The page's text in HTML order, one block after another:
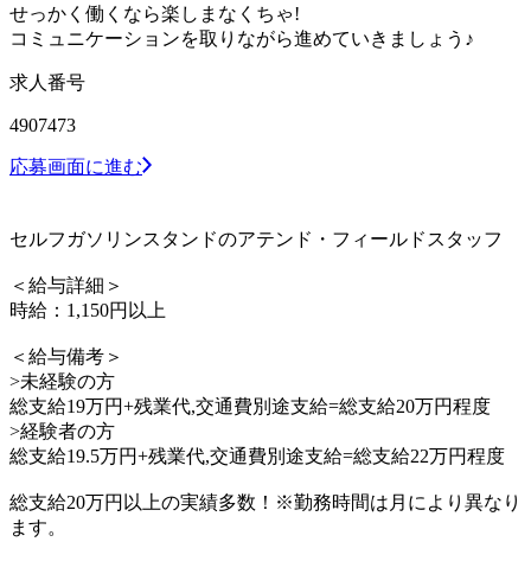
せっかく働くなら楽しまなくちゃ!
コミュニケーションを取りながら進めていきましょう♪
求人番号
4907473
応募画面に進む
セルフガソリンスタンドのアテンド・フィールドスタッフ
＜給与詳細＞
時給：1,150円以上
＜給与備考＞
>未経験の方
総支給19万円+残業代,交通費別途支給=総支給20万円程度
>経験者の方
総支給19.5万円+残業代,交通費別途支給=総支給22万円程度
総支給20万円以上の実績多数！※勤務時間は月により異なり
ます。